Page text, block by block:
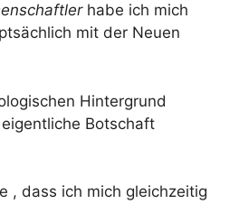
habe ich mich
mit der Neuen
Hintergrund
Botschaft
, dass ich mich gleichzeitig